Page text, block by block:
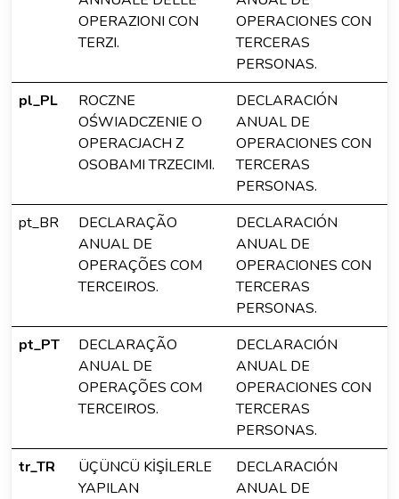
OPERAZIONI CON
TERZI.
OPERACIONES CON
TERCERAS
PERSONAS.
pl_PL
ROCZNE
OŚWIADCZENIE O
OPERACJACH Z
OSOBAMI TRZECIMI.
DECLARACIÓN
ANUAL DE
OPERACIONES CON
TERCERAS
PERSONAS.
pt_BR
DECLARAÇÃO
ANUAL DE
OPERAÇÕES COM
TERCEIROS.
DECLARACIÓN
ANUAL DE
OPERACIONES CON
TERCERAS
PERSONAS.
pt_PT
DECLARAÇÃO
ANUAL DE
OPERAÇÕES COM
TERCEIROS.
DECLARACIÓN
ANUAL DE
OPERACIONES CON
TERCERAS
PERSONAS.
tr_TR
ÜÇÜNCÜ KİŞİLERLE
YAPILAN
DECLARACIÓN
ANUAL DE